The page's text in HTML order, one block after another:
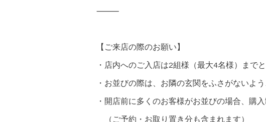
⸻
【ご来店の際のお願い】
・店内へのご入店は2組様（最大4名様）まで
・お並びの際は、お隣の玄関をふさがないよ
・開店前に多くのお客様がお並びの場合、購
（ご予約・お取り置き分も含まれます）